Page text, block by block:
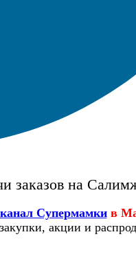
заказов на
канал Супермамки в
акции и